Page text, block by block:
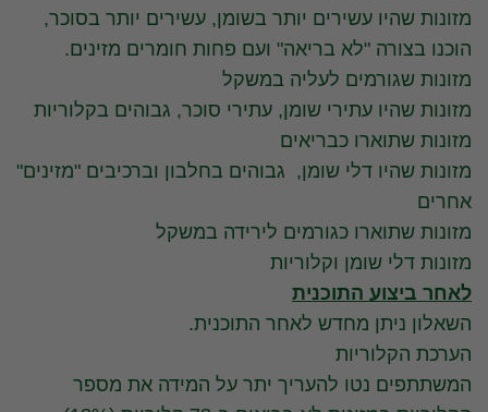
מזונות שהיו עשירים יותר בשומן, עשירים יותר בסוכר,
הוכנו בצורה "לא בריאה" ועם פחות חומרים מזינים.
מזונות שגורמים לעליה במשקל
מזונות שהיו עתירי שומן, עתירי סוכר, גבוהים בקלוריות
מזונות שתוארו כבריאים
מזונות שהיו דלי שומן, גבוהים בחלבון וברכיבים "מזינים"
אחרים
מזונות שתוארו כגורמים לירידה במשקל
מזונות דלי שומן וקלוריות
לאחר ביצוע התוכנית
השאלון ניתן מחדש לאחר התוכנית.
הערכת הקלוריות
המשתתפים נטו להעריך יתר על המידה את מספר